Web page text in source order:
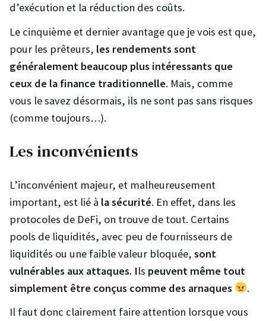
d’exécution et la réduction des coûts.
Le cinquième et dernier avantage que je vois est que,
pour les prêteurs, les rendements sont
généralement beaucoup plus intéressants que
ceux de la finance traditionnelle. Mais, comme
vous le savez désormais, ils ne sont pas sans risques
(comme toujours…).
Les inconvénients
L’inconvénient majeur, et malheureusement
important, est lié à la sécurité. En effet, dans les
protocoles de DeFi, on trouve de tout. Certains
pools de liquidités, avec peu de fournisseurs de
liquidités ou une faible valeur bloquée, sont
vulnérables aux attaques. Ils peuvent même tout
simplement être conçus comme des arnaques
.
Il faut donc clairement faire attention lorsque vous